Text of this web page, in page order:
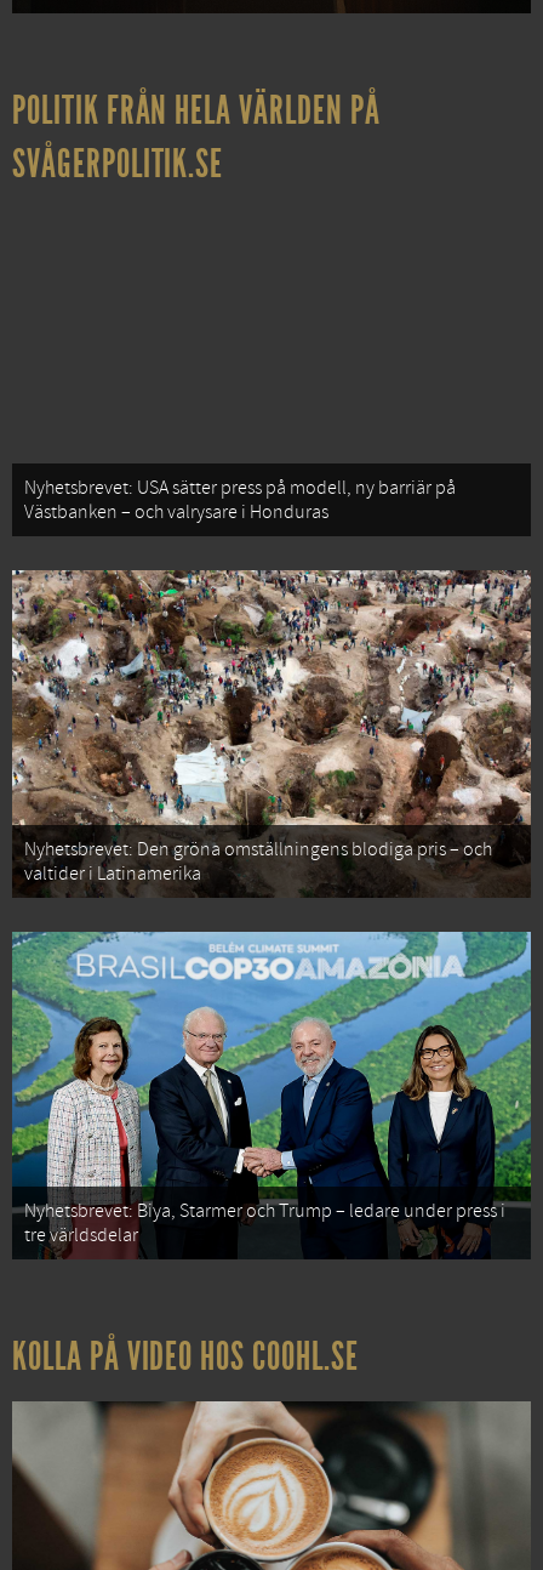
POLITIK FRÅN HELA VÄRLDEN PÅ
SVÅGERPOLITIK.SE
Nyhetsbrevet: USA sätter press på modell, ny barriär på
Västbanken – och valrysare i Honduras
Nyhetsbrevet: Den gröna omställningens blodiga pris – och
valtider i Latinamerika
Nyhetsbrevet: Biya, Starmer och Trump – ledare under press i
tre världsdelar
KOLLA PÅ VIDEO HOS COOHL.SE